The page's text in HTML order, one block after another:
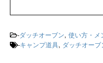
-ダッチオーブン, 使い方・メ
-キャンプ道具, ダッチオーブ